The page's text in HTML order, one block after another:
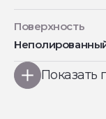
Поверхность
Показать